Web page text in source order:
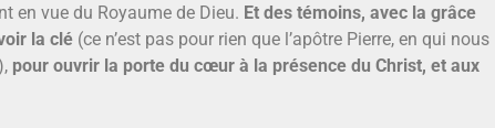
en vue du Royaume de Dieu. Et des témoins, avec la grâce
la clé (ce n’est pas pour rien que l’apôtre Pierre, en qui nous
pour ouvrir la porte du cœur à la présence du Christ, et aux